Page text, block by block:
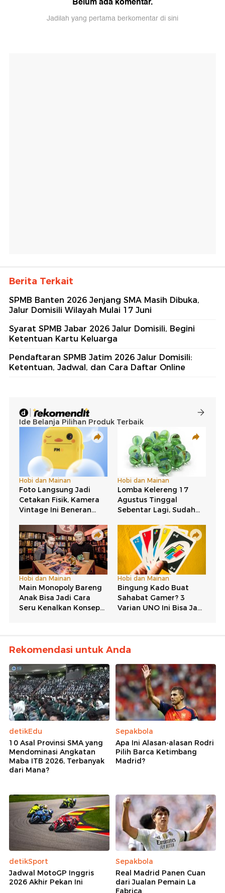
Jadilah yang pertama berkomentar di sini
Berita Terkait
SPMB Banten 2026 Jenjang SMA Masih Dibuka,
Jalur Domisili Wilayah Mulai 17 Juni
Syarat SPMB Jabar 2026 Jalur Domisili, Begini
Ketentuan Kartu Keluarga
Pendaftaran SPMB Jatim 2026 Jalur Domisili:
Ketentuan, Jadwal, dan Cara Daftar Online
Rekomendasi untuk Anda
detikEdu
10 Asal Provinsi SMA yang
Mendominasi Angkatan
Maba ITB 2026, Terbanyak
dari Mana?
Sepakbola
Apa Ini Alasan-alasan Rodri
Pilih Barca Ketimbang
Madrid?
detikSport
Jadwal MotoGP Inggris
2026 Akhir Pekan Ini
Sepakbola
Real Madrid Panen Cuan
dari Jualan Pemain La
Fabrica